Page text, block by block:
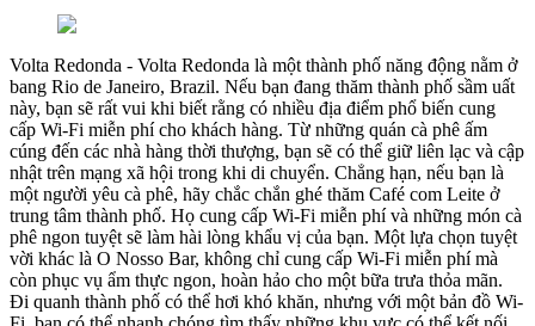
Volta Redonda - Volta Redonda là một thành phố năng động nằm ở
bang Rio de Janeiro, Brazil. Nếu bạn đang thăm thành phố sầm uất
này, bạn sẽ rất vui khi biết rằng có nhiều địa điểm phổ biến cung
cấp Wi-Fi miễn phí cho khách hàng. Từ những quán cà phê ấm
cúng đến các nhà hàng thời thượng, bạn sẽ có thể giữ liên lạc và cập
nhật trên mạng xã hội trong khi di chuyển. Chẳng hạn, nếu bạn là
một người yêu cà phê, hãy chắc chắn ghé thăm Café com Leite ở
trung tâm thành phố. Họ cung cấp Wi-Fi miễn phí và những món cà
phê ngon tuyệt sẽ làm hài lòng khẩu vị của bạn. Một lựa chọn tuyệt
vời khác là O Nosso Bar, không chỉ cung cấp Wi-Fi miễn phí mà
còn phục vụ ẩm thực ngon, hoàn hảo cho một bữa trưa thỏa mãn.
Đi quanh thành phố có thể hơi khó khăn, nhưng với một bản đồ Wi-